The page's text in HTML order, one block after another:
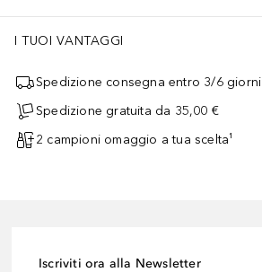
I TUOI VANTAGGI
Spedizione consegna entro 3/6 giorni
Spedizione gratuita da 35,00 €
2 campioni omaggio a tua scelta¹
Iscriviti ora alla Newsletter